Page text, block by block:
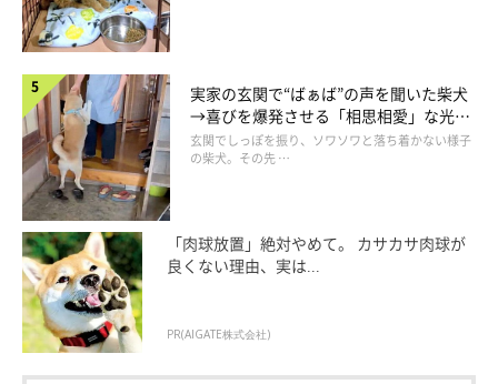
実家の玄関で“ばぁば”の声を聞いた柴犬
→喜びを爆発させる「相思相愛」な光景
にほっこり
玄関でしっぽを振り、ソワソワと落ち着かない様子
の柴犬。その先 …
「肉球放置」絶対やめて。 カサカサ肉球が
良くない理由、実は...
PR(AIGATE株式会社)